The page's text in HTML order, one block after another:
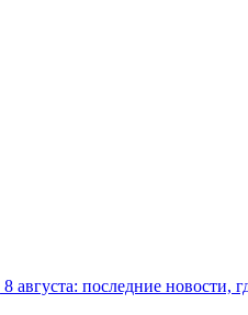
августа: последние новости,